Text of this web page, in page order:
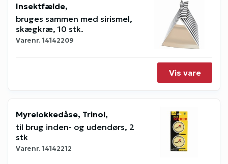
Insektfælde,
bruges sammen med sirismel,
skægkræ, 10 stk.
Varenr.14142209
Vis vare
Myrelokkedåse, Trinol,
til brug inden- og udendørs, 2
stk
Varenr.14142212